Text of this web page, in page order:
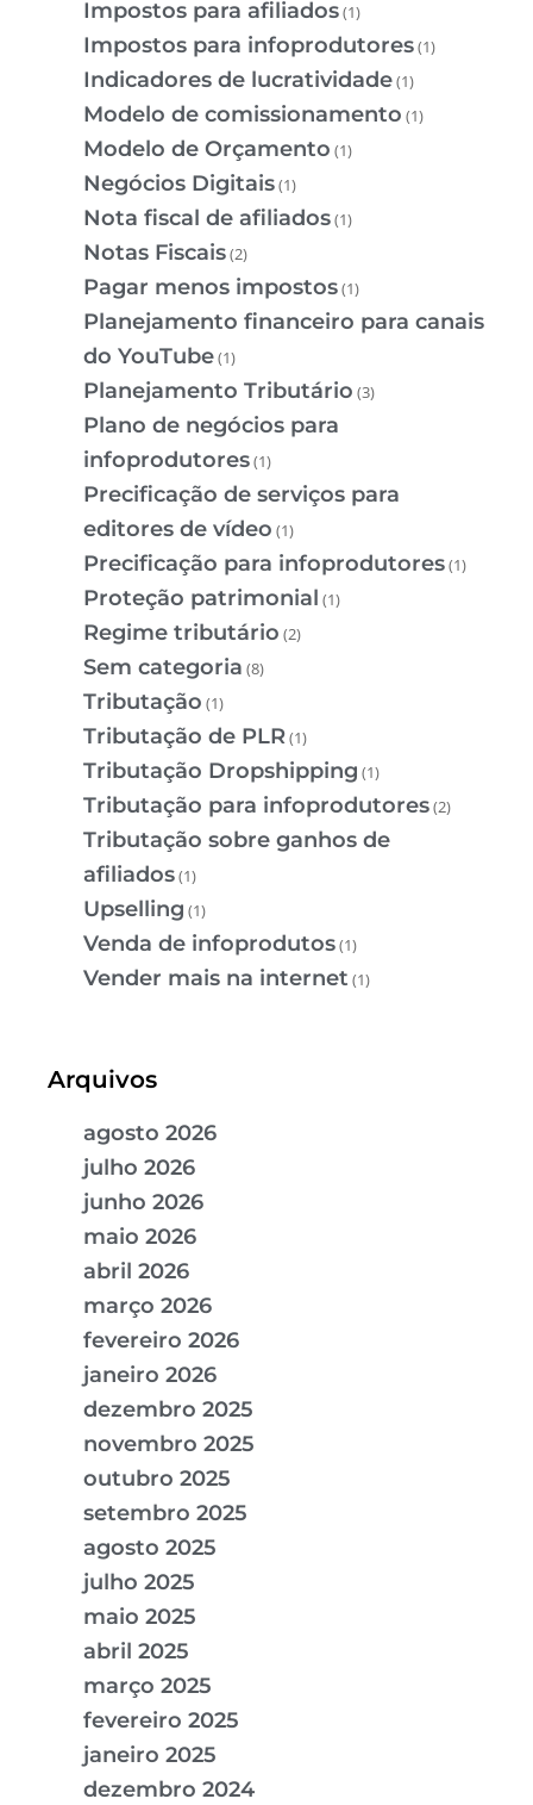
Impostos para afiliados(1)
Impostos para infoprodutores(1)
Indicadores de lucratividade(1)
Modelo de comissionamento (1)
Modelo de Orçamento (1)
Negócios Digitais(1)
Nota fiscal de afiliados(1)
Notas Fiscais(2)
Pagar menos impostos(1)
Planejamento financeiro para canais
do YouTube(1)
Planejamento Tributário (3)
Plano de negócios para
infoprodutores(1)
Precificação de serviços para
editores de vídeo (1)
Precificação para infoprodutores(1)
Proteção patrimonial (1)
Regime tributário (2)
Sem categoria (8)
Tributação (1)
Tributação de PLR(1)
Tributação Dropshipping (1)
Tributação para infoprodutores(2)
Tributação sobre ganhos de
afiliados(1)
Upselling (1)
Venda de infoprodutos(1)
Vender mais na internet (1)
Arquivos
agosto 2026
julho 2026
junho 2026
maio 2026
abril 2026
março 2026
fevereiro 2026
janeiro 2026
dezembro 2025
novembro 2025
outubro 2025
setembro 2025
agosto 2025
julho 2025
maio 2025
abril 2025
março 2025
fevereiro 2025
janeiro 2025
dezembro 2024